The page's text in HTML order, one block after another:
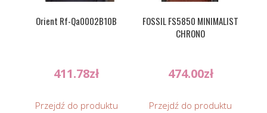
Orient Rf-Qa0002B10B
411.78zł
Przejdź do produktu
FOSSIL FS5850 MINIMALIST
CHRONO
474.00zł
Przejdź do produktu